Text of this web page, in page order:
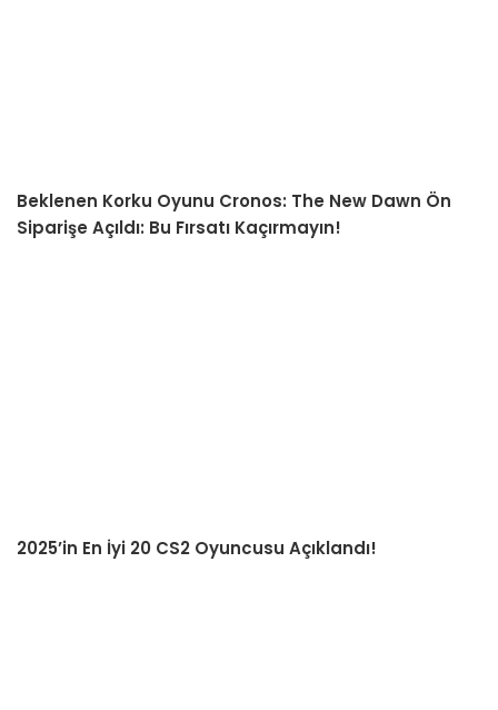
Beklenen Korku Oyunu Cronos: The New Dawn Ön
Siparişe Açıldı: Bu Fırsatı Kaçırmayın!
2025’in En İyi 20 CS2 Oyuncusu Açıklandı!